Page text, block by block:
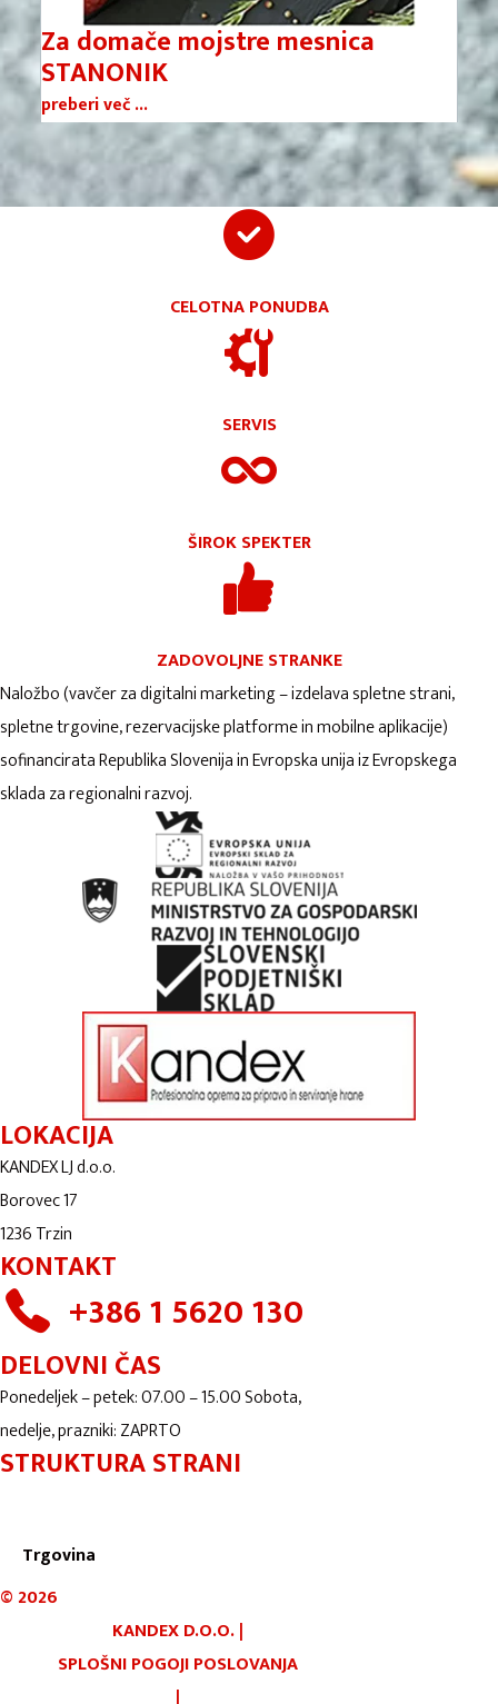
Za domače mojstre mesnica
STANONIK
preberi več ...
CELOTNA PONUDBA
SERVIS
ŠIROK SPEKTER
ZADOVOLJNE STRANKE
Naložbo (vavčer za digitalni marketing – izdelava spletne strani,
spletne trgovine, rezervacijske platforme in mobilne aplikacije)
sofinancirata Republika Slovenija in Evropska unija iz Evropskega
sklada za regionalni razvoj.
LOKACIJA
KANDEX LJ d.o.o.
Borovec 17
1236 Trzin
KONTAKT
+386 1 5620 130
DELOVNI ČAS
Ponedeljek – petek: 07.00 – 15.00 Sobota,
nedelje, prazniki: ZAPRTO
STRUKTURA STRANI
Trgovina
©2026
KANDEX D.O.O.|
SPLOŠNI POGOJI POSLOVANJA